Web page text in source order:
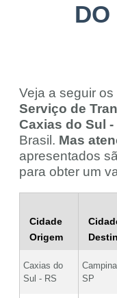
Veja a seguir os
Serviço de
Caxias do Sul -
Brasil. Mas
apresentados
para obter um
Cidade
Origem
Caxias do
Sul - RS
SP